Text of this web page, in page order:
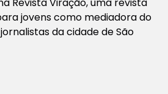
jovens como mediadora do
da cidade de São